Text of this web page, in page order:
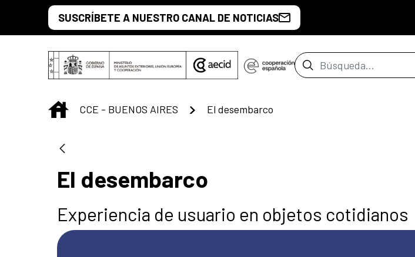
Saltar al contenido principal
SUSCRÍBETE A NUESTRO CANAL DE NOTICIAS
Barra de búsqueda
INICIO
CCE - BUENOS AIRES El desembarco
El desembarco
Experiencia de usuario en objetos cotidianos